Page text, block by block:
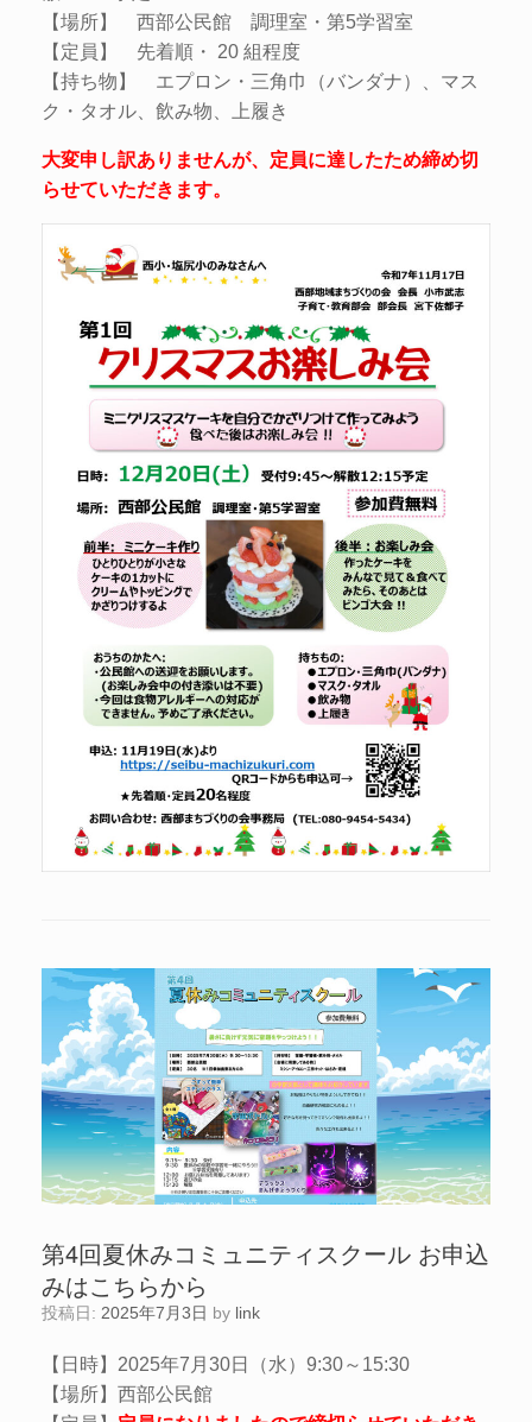
【場所】 西部公民館 調理室・第5学習室
【定員】 先着順・ 20 組程度
【持ち物】 エプロン・三角巾（バンダナ）、マス
ク・タオル、飲み物、上履き
大変申し訳ありませんが、定員に達したため締め切
らせていただきます。
第4回夏休みコミュニティスクール お申込
みはこちらから
投稿日: 2025年7月3日 by link
【日時】2025年7月30日（水）9:30～15:30
【場所】西部公民館